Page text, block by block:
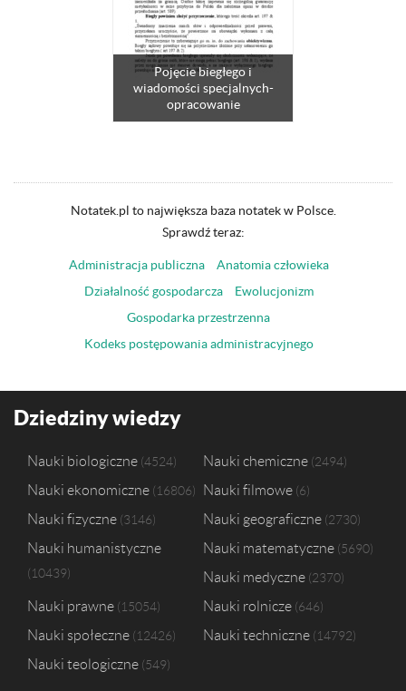
Pojęcie biegłego i
wiadomości specjalnych-
opracowanie
Notatek.pl to największa baza notatek w Polsce.
Sprawdź teraz:
Administracja publiczna
Anatomia człowieka
Działalność gospodarcza
Ewolucjonizm
Gospodarka przestrzenna
Kodeks postępowania administracyjnego
Dziedziny wiedzy
Nauki biologiczne 4524 Nauki chemiczne 2494
Nauki ekonomiczne 16806 Nauki filmowe 6
Nauki fizyczne 3146 Nauki geograficzne 2730
Nauki humanistyczne
10439
Nauki matematyczne 5690
Nauki medyczne 2370
Nauki prawne 15054 Nauki rolnicze 646
Nauki społeczne 12426 Nauki techniczne 14792
Nauki teologiczne 549